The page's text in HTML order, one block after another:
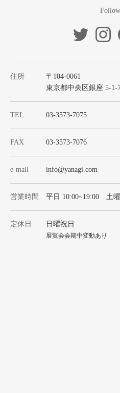
住所
〒104-0061
東京都中央区銀座 5-1-
TEL 03-3573-7075
FAX 03-3573-7076
e-mail info@yanagi.com
営業時間 平日 10:00~19:00 土曜
定休日 日曜祝日
展覧会会期中変動あり